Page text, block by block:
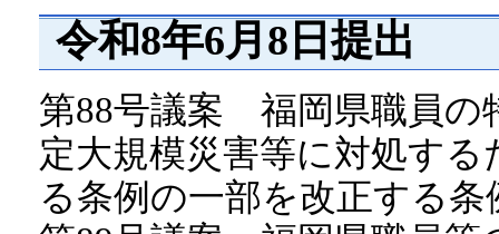
令和8年6月8日提出
第88号議案 福岡県職員の
定大規模災害等に対処す
る条例の一部を改正す